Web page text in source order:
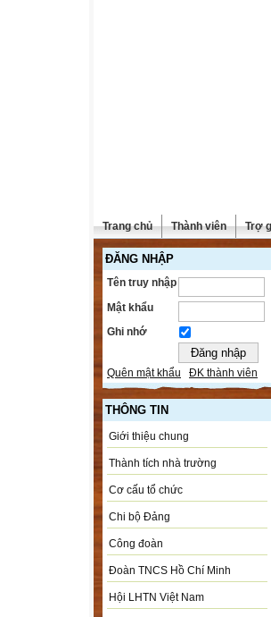
Trang chủ Thành viên Trợ
ĐĂNG NHẬP
Tên truy nhập
Mật khẩu
Ghi nhớ
Quên mật khẩu ĐK thành viên
THÔNG TIN
Giới thiệu chung
Thành tích nhà trường
Cơ cấu tổ chức
Chi bộ Đảng
Công đoàn
Đoàn TNCS Hồ Chí Minh
Hội LHTN Việt Nam